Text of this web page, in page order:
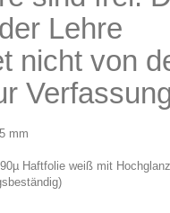
Lehre
nicht von
mm
Haftfolie weiß mit